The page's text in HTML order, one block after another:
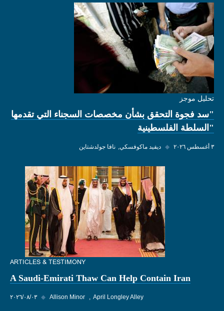
تحليل موجز
"سد فجوة التحقق بشأن مخصصات السجناء التي تقدمها
"السلطة الفلسطينية
٣ أغسطس ٢٠٢٦ ◆ ديفيد ماكوفسكي نافا جولدشتاين
ARTICLES & TESTIMONY
A Saudi-Emirati Thaw Can Help Contain Iran
٠٣‏/٠٨‏/٢٠٢٦ ◆ Allison Minor April Longley Alley